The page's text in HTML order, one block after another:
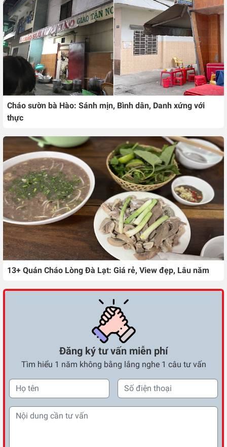
Cháo sườn bà Hào: Sánh mịn, Bình dân, Danh xứng với
thực
13+ Quán Cháo Lòng Đà Lạt: Giá rẻ, View đẹp, Lâu năm
Đăng ký tư vấn miễn phí
Tìm hiểu 1 năm không bằng lắng nghe 1 câu tư vấn